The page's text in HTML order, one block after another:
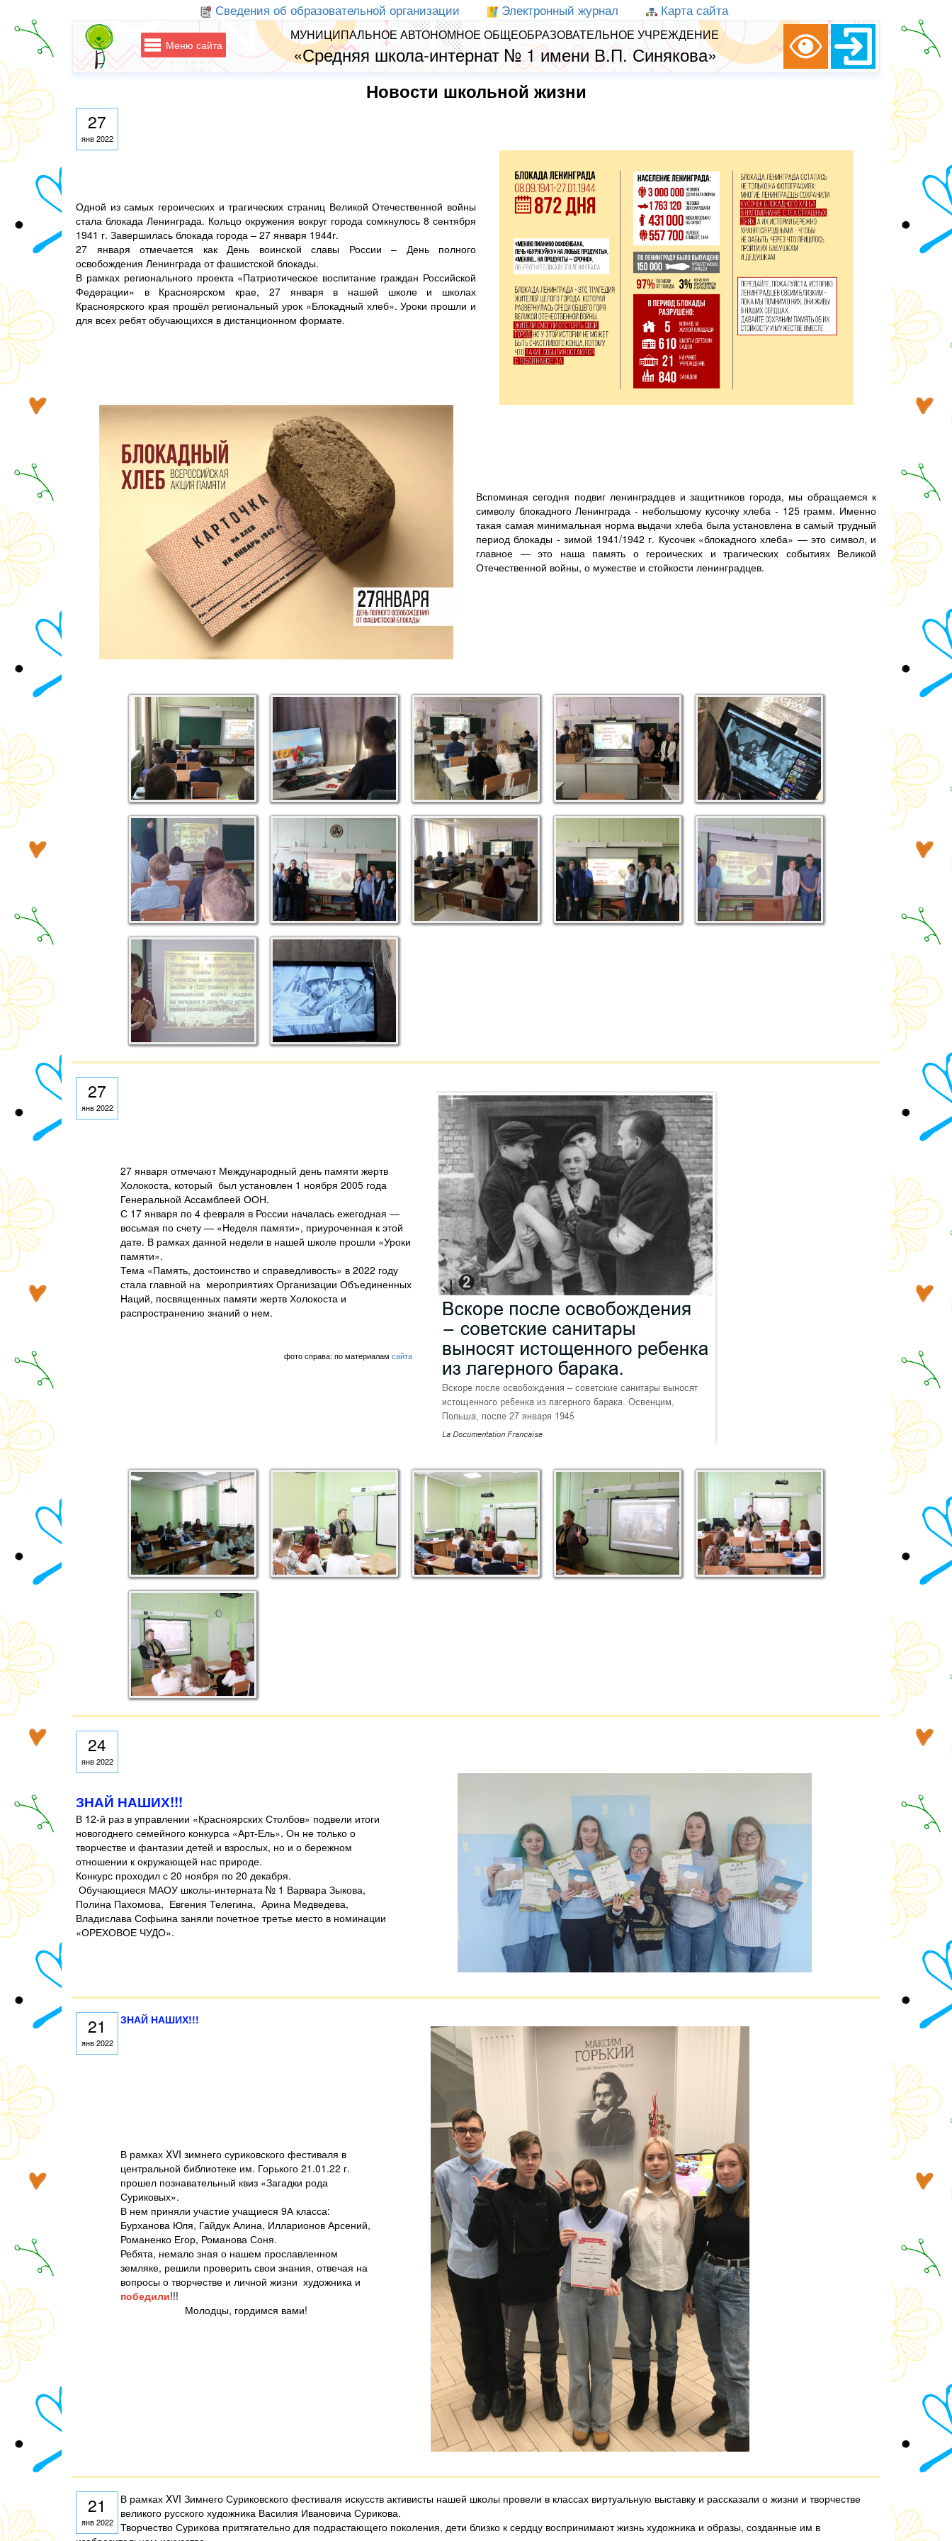
Сведения об образовательной организации Электронный журнал Карта сайта
Меню сайта
МУНИЦИПАЛЬНОЕ АВТОНОМНОЕ ОБЩЕОБРАЗОВАТЕЛЬНОЕ УЧРЕЖДЕНИЕ
«Средняя школа-интернат № 1 имени В.П. Синякова»
Новости школьной жизни
27
янв 2022
Одной из самых героических и трагических страниц Великой Отечественной войны
стала блокада Ленинграда. Кольцо окружения вокруг города сомкнулось 8 сентября
1941 г. Завершилась блокада города – 27 января 1944г.
27 января отмечается как День воинской славы России – День полного
освобождения Ленинграда от фашистской блокады.
В рамках регионального проекта «Патриотическое воспитание граждан Российской
Федерации» в Красноярском крае, 27 января в нашей школе и школах
Красноярского края прошёл региональный урок «Блокадный хлеб». Уроки прошли и
для всех ребят обучающихся в дистанционном формате.
Вспоминая сегодня подвиг ленинградцев и защитников города, мы обращаемся к
символу блокадного Ленинграда - небольшому кусочку хлеба - 125 грамм. Именно
такая самая минимальная норма выдачи хлеба была установлена в самый трудный
период блокады - зимой 1941/1942 г. Кусочек «блокадного хлеба» — это символ, и
главное — это наша память о героических и трагических событиях Великой
Отечественной войны, о мужестве и стойкости ленинградцев.
27
янв 2022
27 января отмечают Международный день памяти жертв
Холокоста, который был установлен 1 ноября 2005 года
Генеральной Ассамблеей ООН.
С 17 января по 4 февраля в России началась ежегодная —
восьмая по счету — «Неделя памяти», приуроченная к этой
дате. В рамках данной недели в нашей школе прошли «Уроки
памяти».
Тема «Память, достоинство и справедливость» в 2022 году
стала главной на мероприятиях Организации Объединенных
Наций, посвященных памяти жертв Холокоста и
распространению знаний о нем.
фото справа: по материалам сайта
24
янв 2022
ЗНАЙ НАШИХ!!!
В 12-й раз в управлении «Красноярских Столбов» подвели итоги
новогоднего семейного конкурса «Арт-Ель». Он не только о
творчестве и фантазии детей и взрослых, но и о бережном
отношении к окружающей нас природе.
Конкурс проходил с 20 ноября по 20 декабря.
Обучающиеся МАОУ школы-интерната № 1 Варвара Зыкова,
Полина Пахомова, Евгения Телегина, Арина Медведева,
Владислава Софьина заняли почетное третье место в номинации
«ОРЕХОВОЕ ЧУДО».
21
янв 2022
ЗНАЙ НАШИХ!!!
В рамках XVI зимнего суриковского фестиваля в
центральной библиотеке им. Горького 21.01.22 г.
прошел познавательный квиз «Загадки рода
Суриковых».
В нем приняли участие учащиеся 9А класса:
Бурханова Юля, Гайдук Алина, Илларионов Арсений,
Романенко Егор, Романова Соня.
Ребята, немало зная о нашем прославленном
земляке, решили проверить свои знания, отвечая на
вопросы о творчестве и личной жизни художника и
победили!!!
Молодцы, гордимся вами!
21
янв 2022
В рамках XVI Зимнего Суриковского фестиваля искусств активисты нашей школы провели в классах виртуальную выставку и рассказали о жизни и творчестве
великого русского художника Василия Ивановича Сурикова.
Творчество Сурикова притягательно для подрастающего поколения, дети близко к сердцу воспринимают жизнь художника и образы, созданные им в